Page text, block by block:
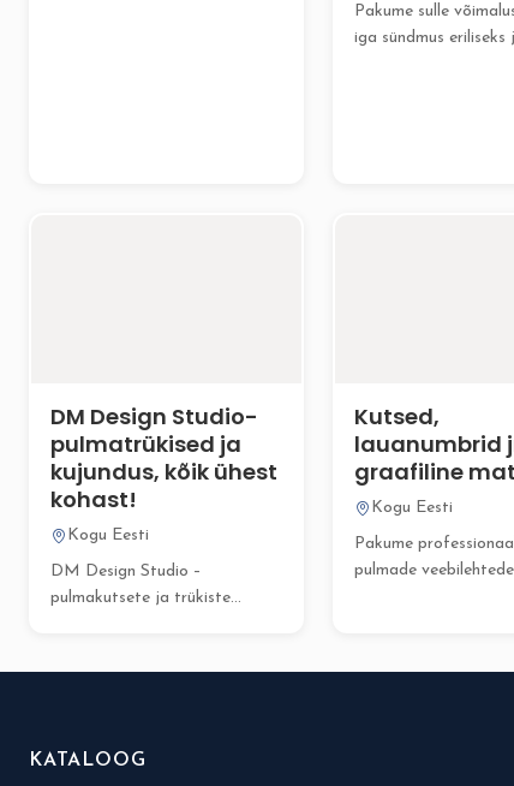
Pakume sulle
iga sündmus eriliseks
DM Design Studio-
pulmatrükised ja
kujundus, kõik ühest
kohast!
Kogu Eesti
DM Design Studio –
pulmakutsete ja trükiste
Kutsed,
lauanumbrid
graafiline
Kogu Eesti
Pakume
pulmade
KATALOOG